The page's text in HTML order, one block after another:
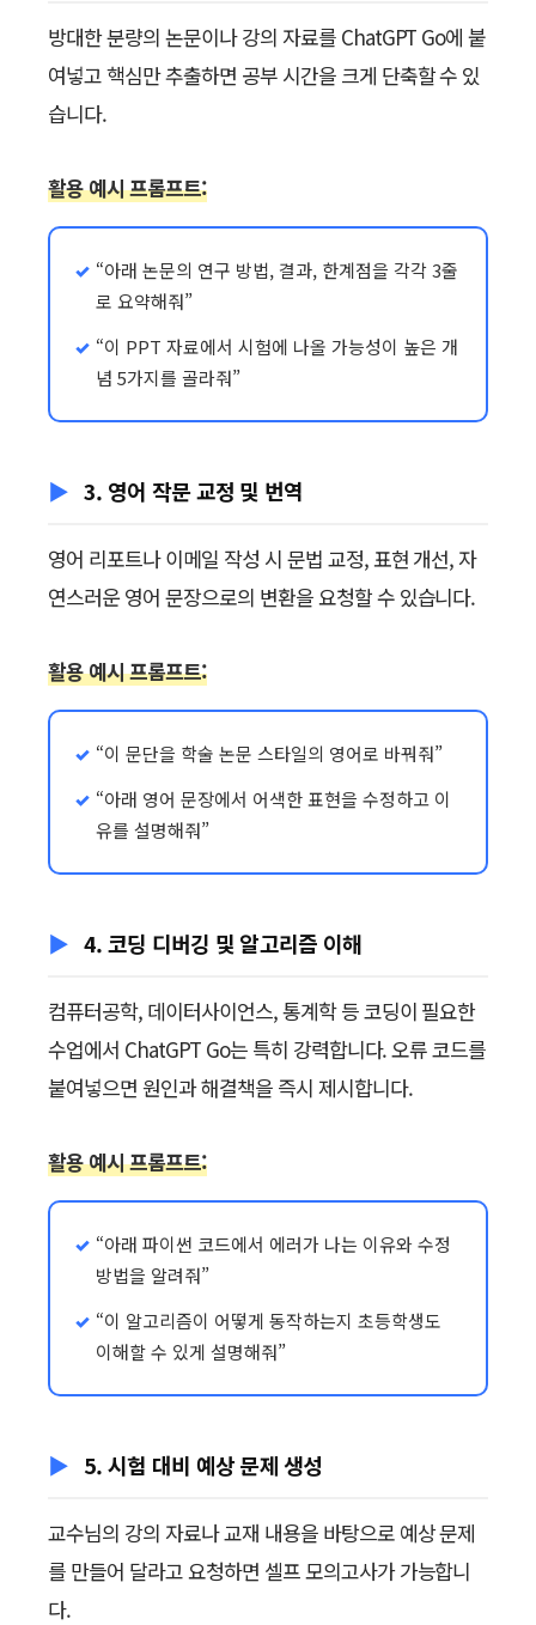
방대한 분량의 논문이나 강의 자료를 ChatGPT Go에 붙
여넣고 핵심만 추출하면 공부 시간을 크게 단축할 수 있
습니다.
활용 예시 프롬프트:
“아래 논문의 연구 방법, 결과, 한계점을 각각 3줄
로 요약해줘”
“이 PPT 자료에서 시험에 나올 가능성이 높은 개
념 5가지를 골라줘”
3. 영어 작문 교정 및 번역
영어 리포트나 이메일 작성 시 문법 교정, 표현 개선, 자
연스러운 영어 문장으로의 변환을 요청할 수 있습니다.
활용 예시 프롬프트:
“이 문단을 학술 논문 스타일의 영어로 바꿔줘”
“아래 영어 문장에서 어색한 표현을 수정하고 이
유를 설명해줘”
4. 코딩 디버깅 및 알고리즘 이해
컴퓨터공학, 데이터사이언스, 통계학 등 코딩이 필요한
수업에서 ChatGPT Go는 특히 강력합니다. 오류 코드를
붙여넣으면 원인과 해결책을 즉시 제시합니다.
활용 예시 프롬프트:
“아래 파이썬 코드에서 에러가 나는 이유와 수정
방법을 알려줘”
“이 알고리즘이 어떻게 동작하는지 초등학생도
이해할 수 있게 설명해줘”
5. 시험 대비 예상 문제 생성
교수님의 강의 자료나 교재 내용을 바탕으로 예상 문제
를 만들어 달라고 요청하면 셀프 모의고사가 가능합니
다.